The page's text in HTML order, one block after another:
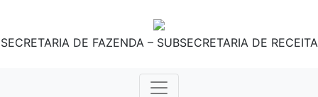
SECRETARIA DE FAZENDA – SUBSECRETARIA DE RECEITA